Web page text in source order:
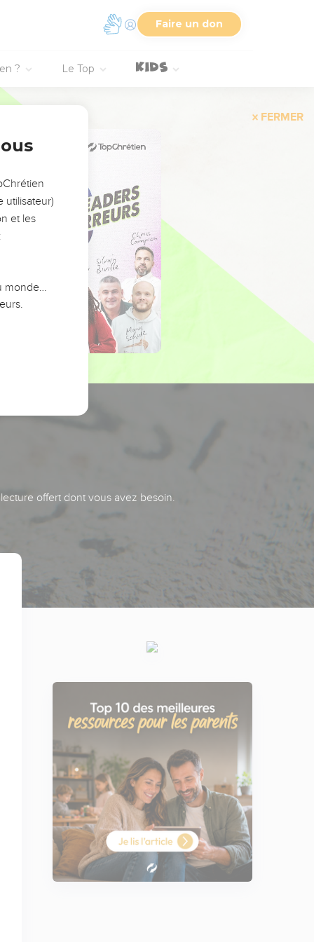
Faire un don
? Le Top
FERMER
offert dont vous avez besoin.
utilisateur)
et les
monde…